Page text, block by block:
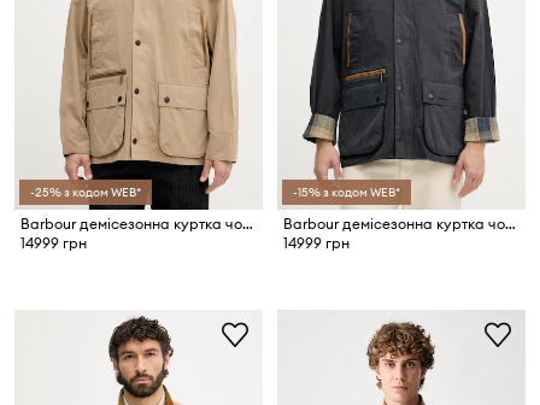
-25% з кодом WEB*
Barbour демісезонна куртка чоловіча з бавовною Bedale
14999 грн
-15% з кодом WEB*
Barbour демісезонна куртка чоловіча з бавовною Bedale
14999 грн